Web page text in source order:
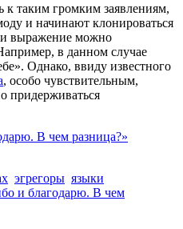
к таким громким заявлениям,
и начинают клонироваться
выражение можно
в данном случае
Однако, ввиду известного
, особо чувствительным,
придерживаться
В чем разница?»
эгрегоры языки
и благодарю. В чем